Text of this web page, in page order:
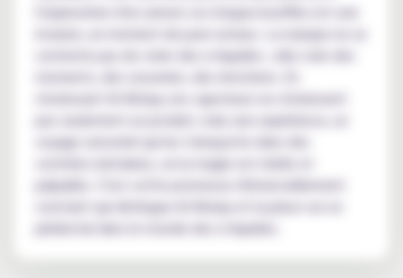
l'exploration d'un univers où chaque bouffée est une
évasion, un moment de pure extase. La marque ne se
contente pas de créer des e-liquides ; elle crée des
choisissant Al-Kimiya, les vapoteurs ne choisissent
pas seulement un produit, mais une expérience, un
voyage sensoriel qui les transporte dans des
contrées lointaines, où la magie est réelle et
palpable. C'est cette promesse d'émerveillement
constant qui distingue Al-Kimiya et la place sur un
piédestal dans le monde des e-liquides.